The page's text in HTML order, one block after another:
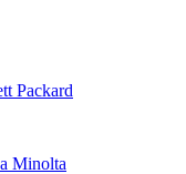
Packard
Minolta